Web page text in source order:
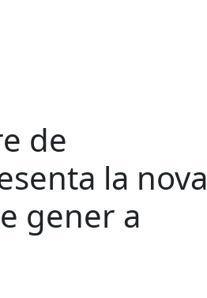
de
la nova
gener a